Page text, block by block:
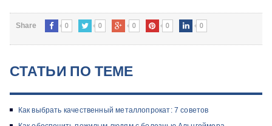
Share 0 0 0 0 0
СТАТЬИ ПО ТЕМЕ
Как выбрать качественный металлопрокат: 7 советов